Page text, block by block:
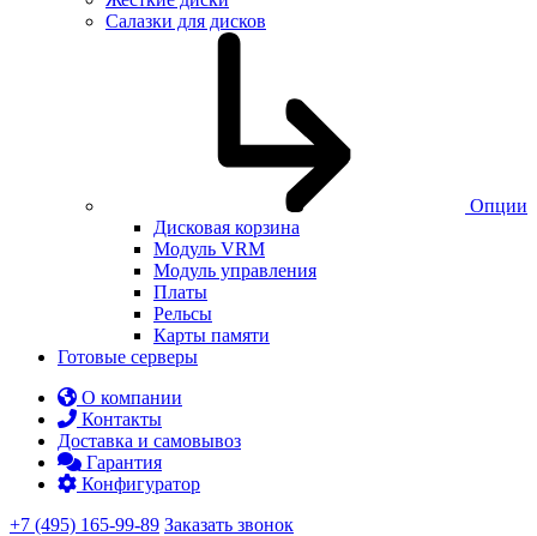
Салазки для дисков
Опции
Дисковая корзина
Модуль VRM
Модуль управления
Платы
Рельсы
Карты памяти
Готовые серверы
О компании
Контакты
Доставка и самовывоз
Гарантия
Конфигуратор
+7 (495) 165-99-89 Заказать звонок